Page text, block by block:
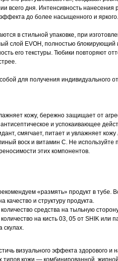
всего дня. Интенсивность нанесения
до более насыщенного и яркого.
в стильной упаковке, при
слой EVOH, полностью блокирующий
его текстуры. Тюбики повторяют
для получения индивидуального
кожу, бережно защищает от
и успокаивающее
смягчает, питает и увлажняет кожу
воск и витамин С. Не используйте
этих компонентов.
«размять» продукт в тубе.
качество и структуру продукта.
средства на тыльную
на кисть 03, 05 от SHIK или
скулах.
визуального эффекта здорового и